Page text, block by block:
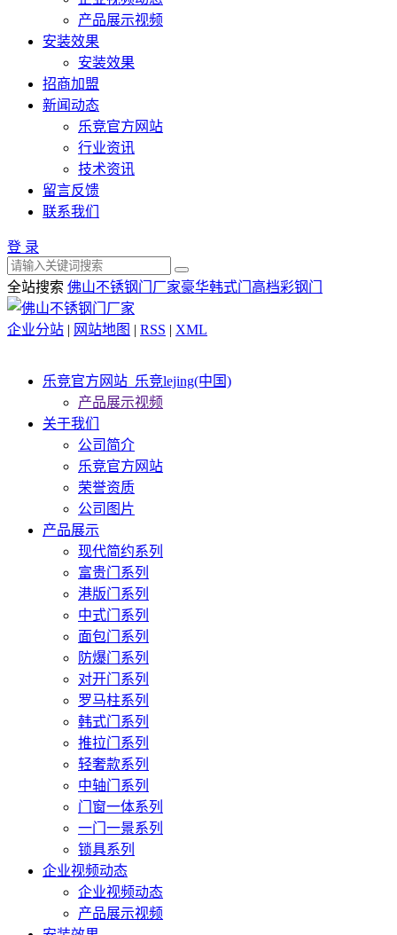
产品展示视频
安装效果
安装效果
招商加盟
新闻动态
乐竞官方网站
行业资讯
技术资讯
留言反馈
联系我们
登 录
全站搜索 佛山不锈钢门厂家豪华韩式门 高档彩钢门
企业分站 | 网站地图 | RSS | XML
乐竞官方网站_乐竞lejing(中国)
产品展示视频
关于我们
公司简介
乐竞官方网站
荣誉资质
公司图片
产品展示
现代简约系列
富贵门系列
港版门系列
中式门系列
面包门系列
防爆门系列
对开门系列
罗马柱系列
韩式门系列
推拉门系列
轻奢款系列
中轴门系列
门窗一体系列
一门一景系列
锁具系列
企业视频动态
企业视频动态
产品展示视频